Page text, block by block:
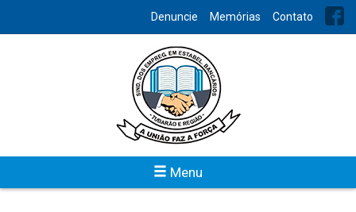
Denuncie Memórias Contato
Menu